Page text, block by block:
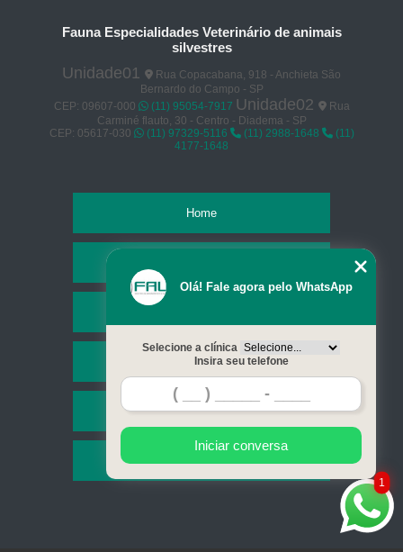
Fauna Especialidades Veterinário de animais
silvestres
Unidade01
Rua Copacabana, 918 - Anchieta São
Bernardo do Campo - SP
CEP: 09607-000
(11) 95054-7917 Unidade02
Rua
Carminé flauto, 30 - Centro - Diadema - SP
CEP: 05617-030
(11) 97329-5116 (11) 2988-1648
(11)
4177-1648
Home
Serviços
Contato
Mapa do site
1
Olá! Fale agora pelo WhatsApp
Selecione a clínica
Insira seu telefone
Iniciar conversa